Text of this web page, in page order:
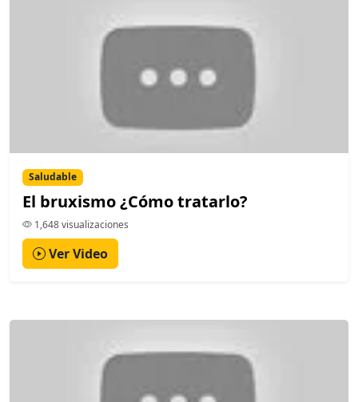
Saludable
El bruxismo ¿Cómo tratarlo?
1,648 visualizaciones
Ver Video